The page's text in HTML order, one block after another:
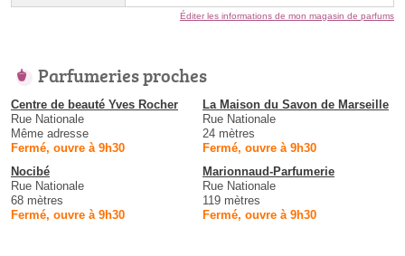
Éditer les informations de mon magasin de parfums
Parfumeries proches
Centre de beauté Yves Rocher
Rue Nationale
Même adresse
Fermé, ouvre à 9h30
La Maison du Savon de Marseille
Rue Nationale
24 mètres
Fermé, ouvre à 9h30
Nocibé
Rue Nationale
68 mètres
Fermé, ouvre à 9h30
Marionnaud-Parfumerie
Rue Nationale
119 mètres
Fermé, ouvre à 9h30